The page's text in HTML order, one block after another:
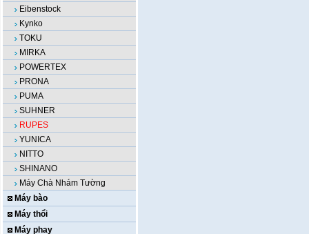
Eibenstock
Kynko
TOKU
MIRKA
POWERTEX
PRONA
PUMA
SUHNER
RUPES
YUNICA
NITTO
SHINANO
Máy Chà Nhám Tường
Máy bào
Máy thổi
Máy phay